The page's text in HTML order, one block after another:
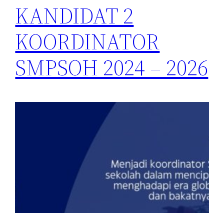
KANDIDAT 2
KOORDINATOR
SMPSOH 2024 – 2026